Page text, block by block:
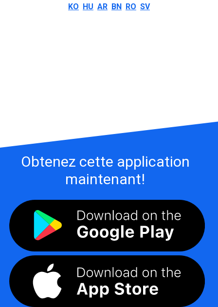
KO HU AR BN RO SV
Obtenez cette application
maintenant!